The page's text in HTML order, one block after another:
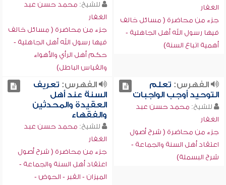
الغفار
جزء من محاضرة ( مسائل خالف
فيها رسول الله أهل الجاهلية -
أهمية اتباع السنة)
للشيخ: محمد حسن عبد
الغفار
جزء من محاضرة ( مسائل خالف
فيها رسول الله أهل الجاهلية -
حكم أهل الرأي والأهواء
والقياس الباطل)
الفهرس: تعلم
التوحيد أوجب الواجبات
للشيخ: محمد حسن عبد
الغفار
جزء من محاضرة ( شرح أصول
اعتقاد أهل السنة والجماعة -
شرح البسملة)
الفهرس: تعريف
السنة عند أهل
العقيدة والمحدثين
والفقهاء
للشيخ: محمد حسن عبد
الغفار
جزء من محاضرة ( شرح أصول
اعتقاد أهل السنة والجماعة -
الميزان - القبر - الحوض -